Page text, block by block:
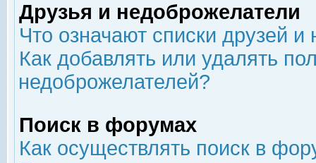
Друзья и недоброжелатели
Что означают списки друзей
Как добавлять или удалять
недоброжелателей?
Поиск в форумах
Как осуществлять поиск в